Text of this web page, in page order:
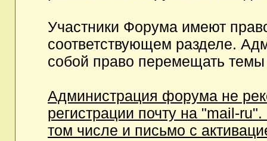
Участники Форума имеют
соответствующем разделе.
собой право перемещать темы
Администрация форума не
регистрации почту на "mail-
том числе и письмо с